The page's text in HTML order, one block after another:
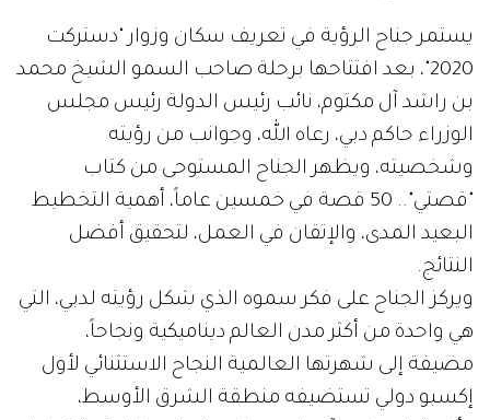
يستمر جناح الرؤية في تعريف سكان وزوار "دستركت
2020"، بعد افتتاحها برحلة صاحب السمو الشيخ محمد
بن راشد آل مكتوم، نائب رئيس الدولة رئيس مجلس
الوزراء حاكم دبي، رعاه الله، وجوانب من رؤيته
وشخصيته، ويظهر الجناح المستوحى من كتاب
"قصتي".. 50 قصة في خمسين عاماً، أهمية التخطيط
البعيد المدى، والإتقان في العمل، لتحقيق أفضل
النتائج.
ويركز الجناح على فكر سموه الذي شكل رؤيته لدبي، التي
هي واحدة من أكثر مدن العالم ديناميكية ونجاحاً،
مضيفة إلى شهرتها العالمية النجاح الاستثنائي لأول
إكسبو دولي تستضيفه منطقة الشرق الأوسط،